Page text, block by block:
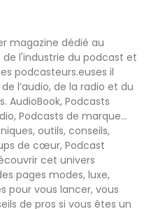
magazine dédié au
de l'industrie du podcast et
podcasteurs.euses il
l’audio, de la radio et du
AudioBook, Podcasts
Podcasts de marque…
outils, conseils,
de cœur, Podcast
cet univers
pages modes, luxe,
pour vous lancer, vous
de pros si vous êtes un